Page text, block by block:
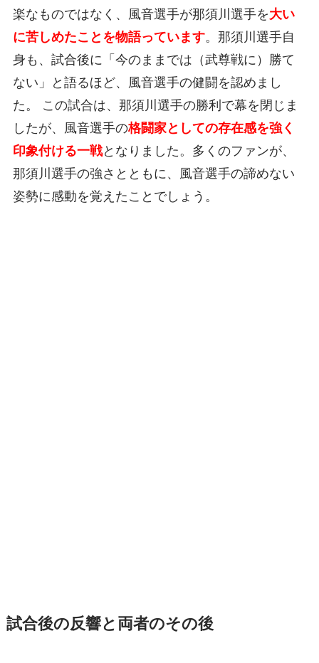
楽なものではなく、風音選手が那須川選手を大い
に苦しめたことを物語っています。那須川選手自
身も、試合後に「今のままでは（武尊戦に）勝て
ない」と語るほど、風音選手の健闘を認めまし
た。 この試合は、那須川選手の勝利で幕を閉じま
したが、風音選手の格闘家としての存在感を強く
印象付ける一戦となりました。多くのファンが、
那須川選手の強さとともに、風音選手の諦めない
姿勢に感動を覚えたことでしょう。
試合後の反響と両者のその後